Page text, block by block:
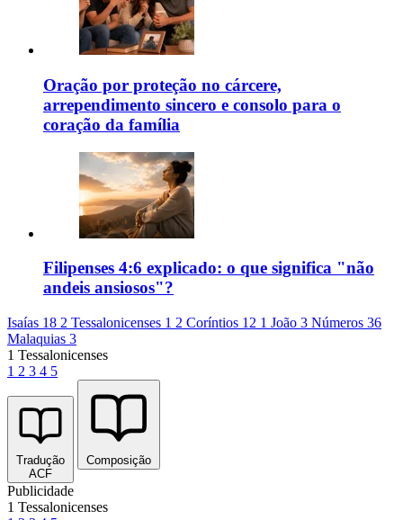
Oração por proteção no cárcere,
arrependimento sincero e consolo para o
coração da família
Filipenses 4:6 explicado: o que significa "não
andeis ansiosos"?
Isaías 18 2 Tessalonicenses 1 2 Coríntios 12 1 João 3 Números 36
Malaquias 3
1 Tessalonicenses
1 2 3 4 5
Tradução
ACF
Composição
Publicidade
1 Tessalonicenses